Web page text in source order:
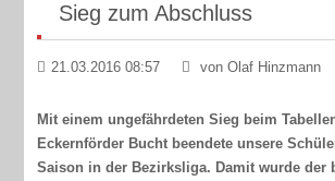
Sieg zum Abschluss
21.03.2016 08:57 von Olaf Hinzmann
Mit einem ungefährdeten Sieg beim
Eckernförder Bucht beendete unsere
Saison in der Bezirksliga. Damit wurde der